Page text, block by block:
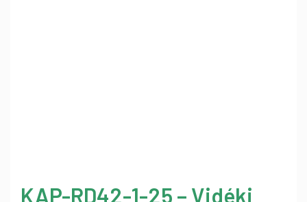
KAP-RD42-1-25 – Vidéki